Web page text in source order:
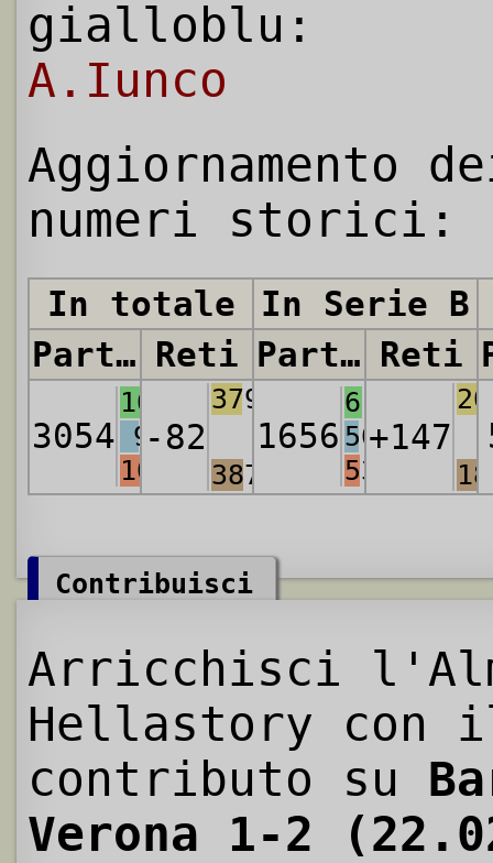
gialloblu:
A.Iunco
Aggiornamento
numeri storici:
In totale
In Serie B
Partite Reti Partite Reti
3054
1076
903
1075
-82
3797
3879
1656
614
506
536
+147
Contribuisci
Arricchisci
Hellastory con
contributo su
Verona 1-2